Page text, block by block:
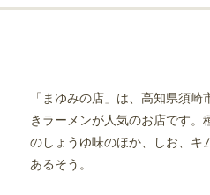
「まゆみの店」は、高知県須
きラーメンが人気のお店です。
のしょうゆ味のほか、しお、キ
あるそう。